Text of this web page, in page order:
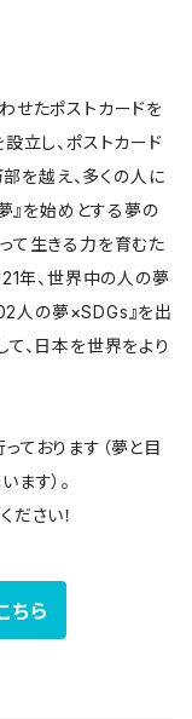
せたポストカードを
立し、ポストカード
を越え、多くの人に
』を始めとする夢の
て生きる力を育むた
年、世界中の人の夢
人の夢×SDGs』を出
て、日本を世界をより
ております（夢と目
す）。
さい！
ちら